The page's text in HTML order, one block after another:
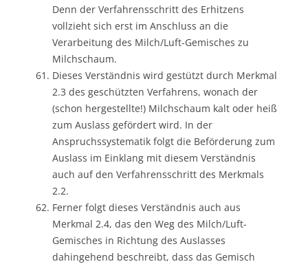
Denn der Verfahrensschritt des Erhitzens
vollzieht sich erst im Anschluss an die
Verarbeitung des Milch/Luft-Gemisches zu
Milchschaum.
Dieses Verständnis wird gestützt durch Merkmal
2.3 des geschützten Verfahrens, wonach der
(schon hergestellte!) Milchschaum kalt oder heiß
zum Auslass gefördert wird. In der
Anspruchssystematik folgt die Beförderung zum
Auslass im Einklang mit diesem Verständnis
auch auf den Verfahrensschritt des Merkmals
2.2.
Ferner folgt dieses Verständnis auch aus
Merkmal 2.4, das den Weg des Milch/Luft-
Gemisches in Richtung des Auslasses
dahingehend beschreibt, dass das Gemisch